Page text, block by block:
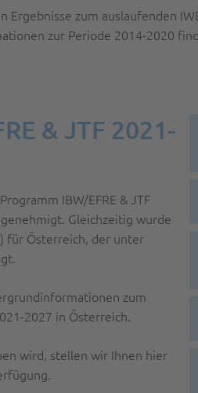
zum auslaufenden
zur Periode 2014-2020
& JTF 2021-
IBW/EFRE & JTF
Gleichzeitig wurde
für Österreich, der unter
zum
2027 in Österreich.
wird, stellen wir Ihnen hier